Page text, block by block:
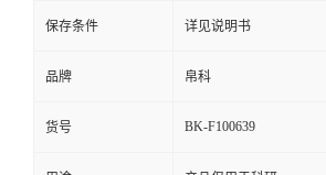
保存条件 详见说明书
品牌 帛科
货号 BK-F100639